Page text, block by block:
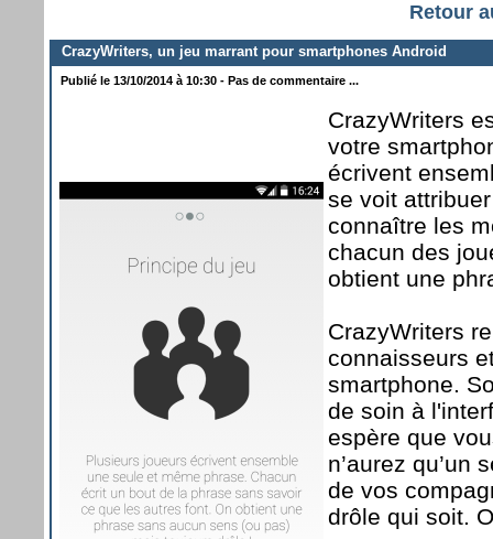
Retour
CrazyWriters, un jeu marrant pour smartphones Android
Publié le 13/10/2014 à 10:30 - Pas de commentaire ...
CrazyWriters
votre
écrivent
se voit
connaître les
chacun des
obtient une
CrazyWriters
connaisseurs
smartphone.
de soin à
espère que
n’aurez qu’un
de vos
drôle qui soit.